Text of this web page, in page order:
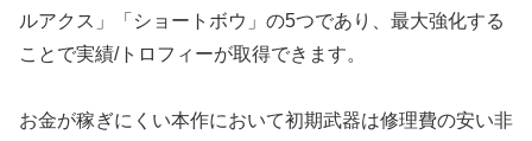
ルアクス」「ショートボウ」の5つであり、最大強化する
ことで実績/トロフィーが取得できます。
お金が稼ぎにくい本作において初期武器は修理費の安い非